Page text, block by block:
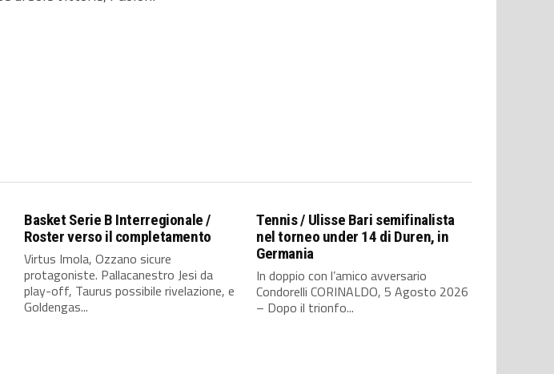
Basket Serie B Interregionale /
Roster verso il completamento
Virtus Imola, Ozzano sicure
protagoniste. Pallacanestro Jesi da
play-off, Taurus possibile rivelazione, e
Goldengas...
Tennis / Ulisse Bari semifinalista
nel torneo under 14 di Duren, in
Germania
In doppio con l’amico avversario
Condorelli CORINALDO, 5 Agosto 2026
– Dopo il trionfo...